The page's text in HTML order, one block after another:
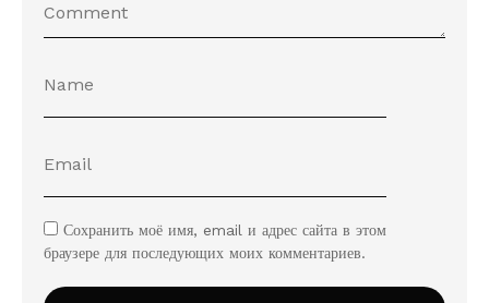
Сохранить моё имя, email и адрес сайта в этом
браузере для последующих моих комментариев.